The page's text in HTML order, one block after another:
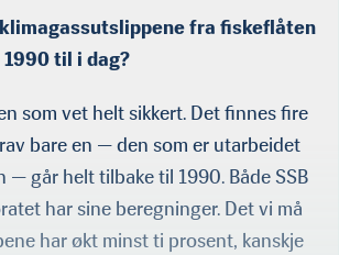
fra fiskeflåten
til i dag?
som vet helt sikkert. Det finnes fire
bare en — den som er utarbeidet
— går helt tilbake til 1990. Både SSB
har sine beregninger. Det vi må
har økt minst ti prosent, kanskje